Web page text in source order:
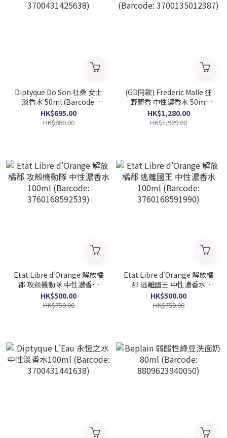
Diptyque Do Son 杜桑 女士
淡香水 50ml (Barcode:
3700431425638)
HK$695.00
HK$880.00
(GD同款) Frederic Malle 狂
野麝香 中性濃香水 50ml
(Barcode: 3700135012387)
HK$1,280.00
HK$1,929.00
Etat Libre d'Orange 解放橘
郡 攻殼機動隊 中性濃香水
100ml (Barcode:
3760168592539)
HK$500.00
HK$759.00
Etat Libre d'Orange 解放橘
郡 逃離國王 中性濃香水
100ml (Barcode:
3760168591990)
HK$500.00
HK$759.00